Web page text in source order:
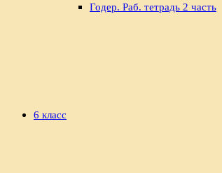
Годер. Раб. тетрадь 2 часть
6 класс